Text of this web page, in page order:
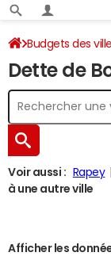
Budgets des
Dette de
Voir aussi : Rapey
à une autre ville
Afficher les